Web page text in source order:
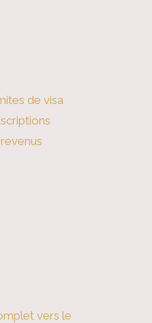
de visa
vers le